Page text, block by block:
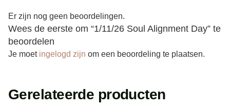
Er zijn nog geen beoordelingen.
Wees de eerste om “1/11/26 Soul Alignment Day” te
beoordelen
Je moet ingelogd zijn om een beoordeling te plaatsen.
Gerelateerde producten